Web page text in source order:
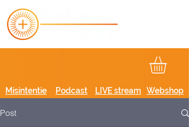
Podcast
Misintentie LIVE stream Webshop
Post